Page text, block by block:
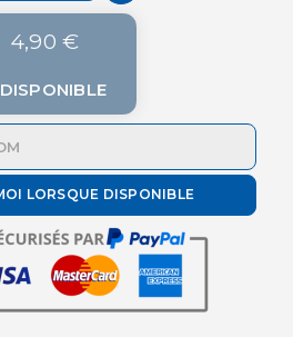
4,90 €
LORSQUE DISPONIBLE